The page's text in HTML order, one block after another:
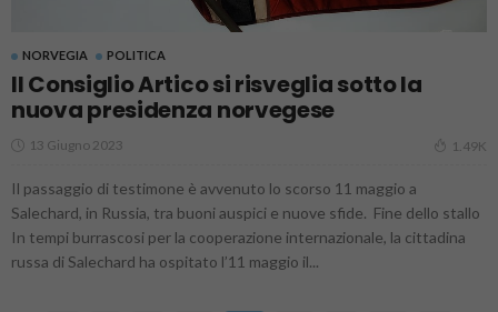
NORVEGIA POLITICA
Il Consiglio Artico si risveglia sotto la
nuova presidenza norvegese
13 Giugno 2023 1.49K
Il passaggio di testimone è avvenuto lo scorso 11 maggio a
Salechard, in Russia, tra buoni auspici e nuove sfide. Fine dello stallo
In tempi burrascosi per la cooperazione internazionale, la cittadina
russa di Salechard ha ospitato l’11 maggio il...